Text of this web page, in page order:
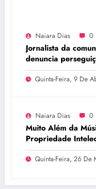
Naiara Dias 0
Jornalista da
denuncia
Quinta-Feira, 9 De
Naiara Dias 0
Muito Além da
Propriedade
Legado do BTS
Quinta-Feira, 26 De